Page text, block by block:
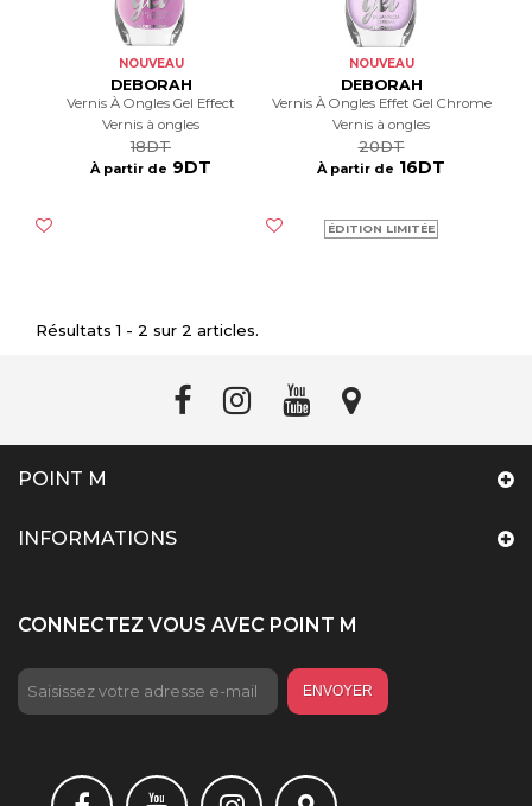
NOUVEAU
DEBORAH
Vernis À Ongles Gel Effect
Vernis à ongles
18DT
À partir de 9DT
NOUVEAU
DEBORAH
Vernis À Ongles Effet Gel Chrome
Vernis à ongles
20DT
À partir de 16DT
ÉDITION LIMITÉE
Résultats 1 - 2 sur 2 articles.
POINT M
INFORMATIONS
CONNECTEZ VOUS AVEC POINT M
ENVOYER